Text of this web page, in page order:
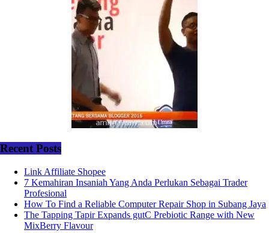
Recent Posts
Link Affiliate Shopee
7 Kemahiran Insaniah Yang Anda Perlukan Sebagai Trader
Profesional
How To Find a Reliable Computer Repair Shop in Subang Jaya
The Tapping Tapir Expands gutC Prebiotic Range with New
MixBerry Flavour